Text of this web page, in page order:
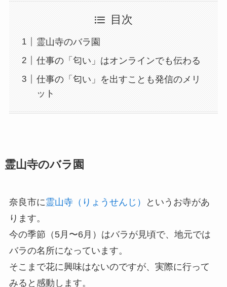
目次
霊山寺のバラ園
仕事の「匂い」はオンラインでも伝わる
仕事の「匂い」を出すことも発信のメリ
ット
霊山寺のバラ園
奈良市に霊山寺（りょうせんじ）
というお寺があ
ります。
今の季節（5月〜6月）はバラが見頃で、地元では
バラの名所になっています。
そこまで花に興味はないのですが、実際に行って
みると感動します。